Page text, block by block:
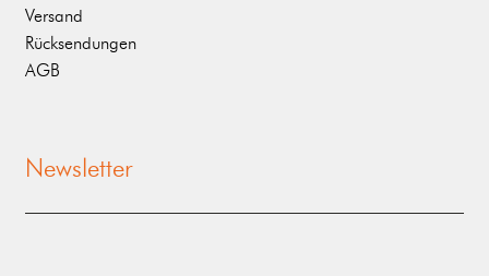
Versand
Rücksendungen
AGB
Newsletter